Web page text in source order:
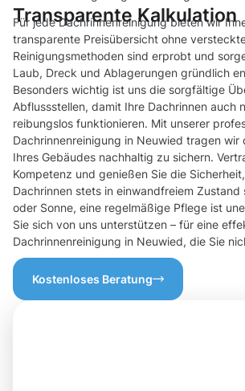
Transparente Kalkulation
Für jede Dachrinnenreinigung bieten wir
transparente Preisübersicht ohne
Reinigungsmethoden sind erprobt und
Laub, Dreck und Ablagerungen gründlich
Besonders wichtig ist uns die sorgfältige
Abflussstellen, damit Ihre Dachrinnen auch
reibungslos funktionieren. Mit unserer
Dachrinnenreinigung in Neuwied tragen wir
Ihres Gebäudes nachhaltig zu sichern.
Kompetenz und genießen Sie die
Dachrinnen stets in einwandfreiem Zustand
oder Sonne, eine regelmäßige Pflege ist
Sie sich von uns unterstützen – für eine
Dachrinnenreinigung in Neuwied, die Sie
Kostenloses Beratung